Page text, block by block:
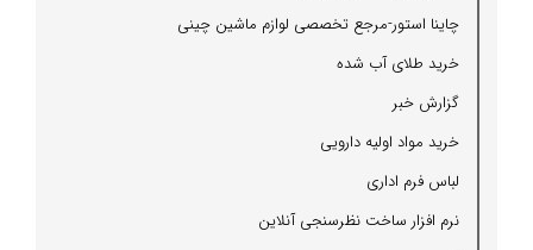
چاینا استور-مرجع تخصصی لوازم ماشین چینی
خرید طلای آب شده
گزارش خبر
خرید مواد اولیه دارویی
لباس فرم اداری
نرم افزار ساخت نظرسنجی آنلاین